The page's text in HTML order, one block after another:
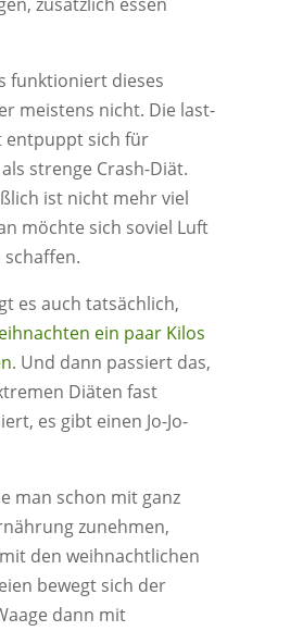
funktioniert dieses
meistens nicht. Die last-
entpuppt sich für
strenge Crash-Diät.
ist nicht mehr viel
möchte sich soviel Luft
es auch tatsächlich,
ein paar Kilos
. Und dann passiert das,
Diäten fast
es gibt einen Jo-Jo-
man schon mit ganz
zunehmen,
den weihnachtlichen
bewegt sich der
dann mit